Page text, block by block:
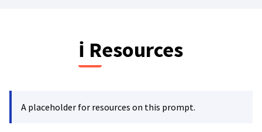
ℹ️ Resources
A placeholder for resources on this prompt.